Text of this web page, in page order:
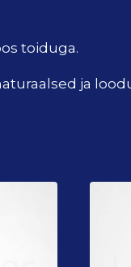
toiduga.
ja